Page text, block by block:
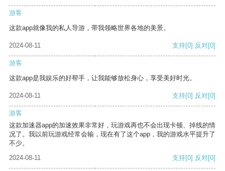
游客
这款app就像我的私人导游，带我领略世界各地的美景。
2024-08-11 支持[0] 反对[0]
游客
这款app是我娱乐的好帮手，让我能够放松身心，享受美好时光。
2024-08-11 支持[0] 反对[0]
游客
这款加速器app的加速效果非常好，玩游戏再也不会出现卡顿、掉线的情
况了。我以前玩游戏经常会输，现在有了这个app，我的游戏水平提升了
不少。
2024-08-11
支持[0] 反对[0]